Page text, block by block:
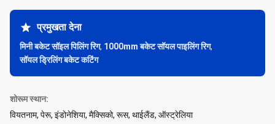
प्रमुखता देना
मिनी बकेट सॉइल पिलिंग रिग, 1000mm बकेट सॉयल पाइलिंग रिग,
सॉयल ड्रिलिंग बकेट कटिंग
शोरूम स्थान:
वियतनाम, पेरू, इंडोनेशिया, मैक्सिको, रूस, थाईलैंड, ऑस्ट्रेलिया